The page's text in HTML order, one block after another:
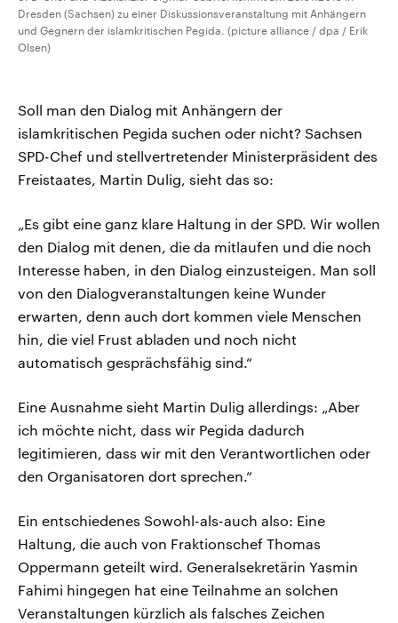
Dresden (Sachsen) zu einer Diskussionsveranstaltung mit Anhängern
und Gegnern der islamkritischen Pegida. (picture alliance / dpa / Erik
Olsen)
Soll man den Dialog mit Anhängern der
islamkritischen Pegida suchen oder nicht? Sachsen
SPD-Chef und stellvertretender Ministerpräsident des
Freistaates, Martin Dulig, sieht das so:
„Es gibt eine ganz klare Haltung in der SPD. Wir wollen
den Dialog mit denen, die da mitlaufen und die noch
Interesse haben, in den Dialog einzusteigen. Man soll
von den Dialogveranstaltungen keine Wunder
erwarten, denn auch dort kommen viele Menschen
hin, die viel Frust abladen und noch nicht
automatisch gesprächsfähig sind.“
Eine Ausnahme sieht Martin Dulig allerdings: „Aber
ich möchte nicht, dass wir Pegida dadurch
legitimieren, dass wir mit den Verantwortlichen oder
den Organisatoren dort sprechen.“
Ein entschiedenes Sowohl-als-auch also: Eine
Haltung, die auch von Fraktionschef Thomas
Oppermann geteilt wird. Generalsekretärin Yasmin
Fahimi hingegen hat eine Teilnahme an solchen
Veranstaltungen kürzlich als falsches Zeichen